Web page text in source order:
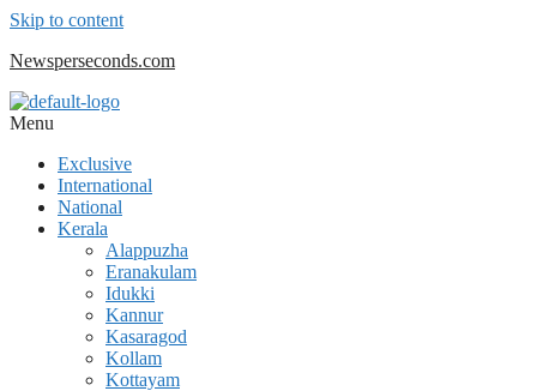
Skip to content
Newsperseconds.com
Menu
Exclusive
International
National
Kerala
Alappuzha
Eranakulam
Idukki
Kannur
Kasaragod
Kollam
Kottayam